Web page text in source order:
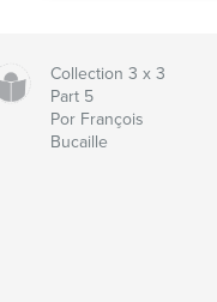
Collection 3 x 3
Part 5
Por François
Bucaille